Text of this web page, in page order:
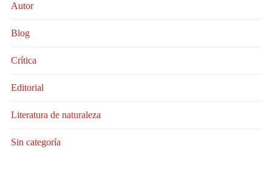
Autor
Blog
Crítica
Editorial
Literatura de naturaleza
Sin categoría